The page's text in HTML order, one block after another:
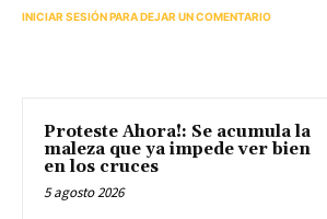
INICIAR SESIÓN PARA DEJAR UN COMENTARIO
Proteste Ahora!: Se acumula la
maleza que ya impede ver bien
en los cruces
5 agosto 2026